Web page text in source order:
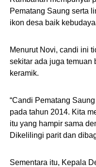
Pematang Saung serta
ikon desa baik
Menurut Novi, candi ini
sekitar ada juga temuan
keramik.
“Candi Pematang
pada tahun 2014. Kita
itu yang hampir sama
Dikelilingi parit dan
Sementara itu, Kepala